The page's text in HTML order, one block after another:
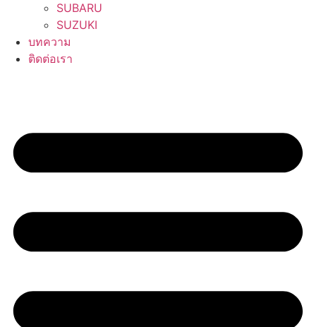
SUBARU
SUZUKI
บทความ
ติดต่อเรา